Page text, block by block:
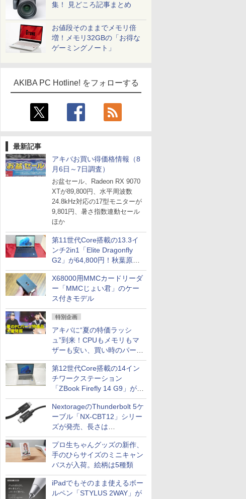
集！ 見どころ記事まとめ
お値段そのままでメモリ倍
増！メモリ32GBの「お得な
ゲーミングノート」
AKIBA PC Hotline! をフォローする
最新記事
アキバお買い得価格情報（8
月6日～7日調査）
お盆セール、Radeon RX 9070
XTが89,800円、水平周波数
24.8kHz対応の17型モニターが
9,801円、暑さ指数連動セール
ほか
第11世代Core搭載の13.3イ
ンチ2in1「Elite Dragonfly
G2」が64,800円！秋葉原で
中古PCセール
X68000用MMCカードリーダ
ー「MMCじょい君」のケー
ス付きモデル
特別企画
アキバに“夏の特価ラッシ
ュ”到来！CPUもメモリもマ
ザーも安い、買い時のパーツ
は？【8月7日(金)22時配信】
第12世代Core搭載の14イン
チワークステーション
「ZBook Firefly 14 G9」が
79,800円！秋葉原で中古PC
セール
NextorageのThunderbolt 5ケ
ーブル「NX-CBT12」シリー
ズが発売、長さは
30cm/50cm/1mの3種類
プロ生ちゃんグッズの新作、
手のひらサイズのミニキャン
バスが入荷。絵柄は5種類
iPadでもそのまま使えるボー
ルペン「STYLUS 2WAY」が
ュース
ル
ー
天海社
Comic curea
impress QuickBooks
パブファンセルフ
IPGネットワーク
カスタム写真集POD fabli
Impress Group Publication Informa
tion